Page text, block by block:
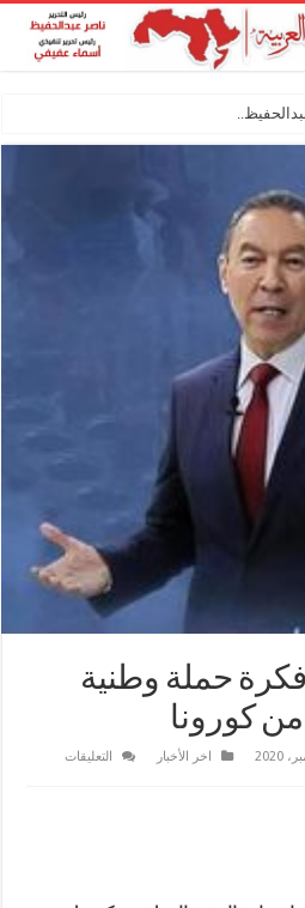
شراكة فنية
حملة وطنية
من كورونا
اخر الأخبار التعليقات